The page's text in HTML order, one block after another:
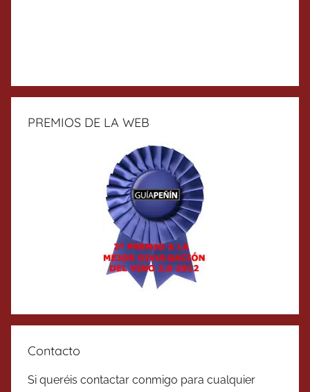
PREMIOS DE LA WEB
Contacto
Si queréis contactar conmigo para cualquier